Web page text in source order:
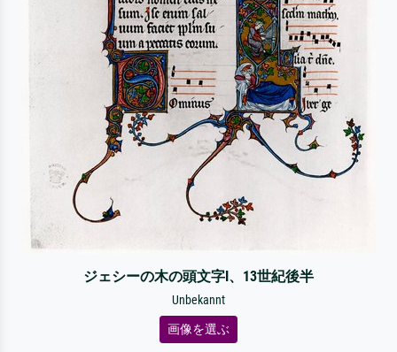
ジェシーの木の頭文字I、13世紀後半
Unbekannt
画像を選ぶ